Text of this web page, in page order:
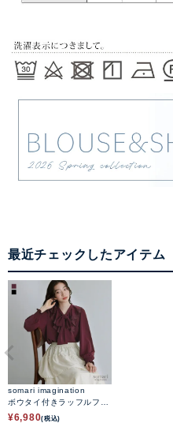
最近チェックしたアイテム
somari imagination
ボウタイ付きラッフルフリ
ルブラウス
¥6,980(税込)